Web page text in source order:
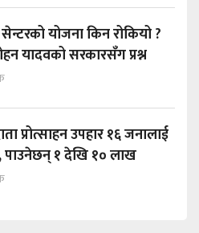
योजना किन रोकियो ?
यादवको सरकारसँग प्रश्न
प्रोत्साहन उपहार १६ जनालाई
पाउनेछन् १ देखि १० लाख